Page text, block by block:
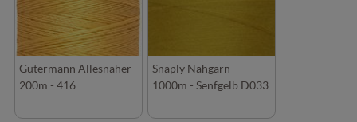
Gütermann Allesnäher -
200m - 416
Snaply Nähgarn -
1000m - Senfgelb D033